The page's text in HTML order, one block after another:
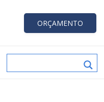
ORÇAMENTO